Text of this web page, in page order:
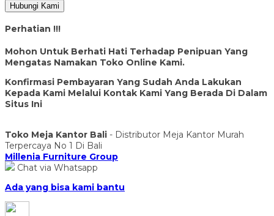
Hubungi Kami
Perhatian !!!
Mohon Untuk Berhati Hati Terhadap Penipuan Yang
Mengatas Namakan Toko Online Kami.
Konfirmasi Pembayaran Yang Sudah Anda Lakukan
Kepada Kami Melalui Kontak Kami Yang Berada Di Dalam
Situs Ini
Toko Meja Kantor Bali - Distributor Meja Kantor Murah
Terpercaya No 1 Di Bali
Millenia Furniture Group
Chat via Whatsapp
Ada yang bisa kami bantu